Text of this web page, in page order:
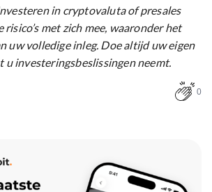
in cryptovaluta of presales
met zich mee, waaronder het
uw volledige inleg. Doe altijd uw eigen
u investeringsbeslissingen neemt.
0